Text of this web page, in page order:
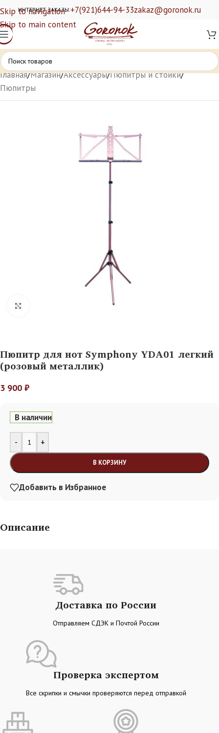
Skip to navigation
Skip to main content
ИНТЕРНЕТ ЗАКАЗЫ:+7(921)644-94-33zakaz@goronok.ru
Главная/Магазин/Аксессуары/Пюпитры и стойки/
Пюпитры
Нажмите, чтобы увеличить
Пюпитр для нот Symphony YDA01 легкий
(розовый металлик)
3 900 ₽
В наличии
- +
В КОРЗИНУ
Alternative:
Добавить в Избранное
Описание
Доставка по России
Отправляем СДЭК и Почтой России
Проверка экспертом
Все скрипки и смычки проверяются перед отправкой